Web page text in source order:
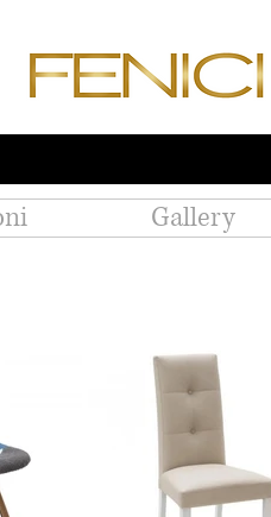
Gallery